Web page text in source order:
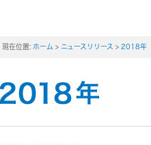
現在位置: ホーム > ニュースリリース > 2018年